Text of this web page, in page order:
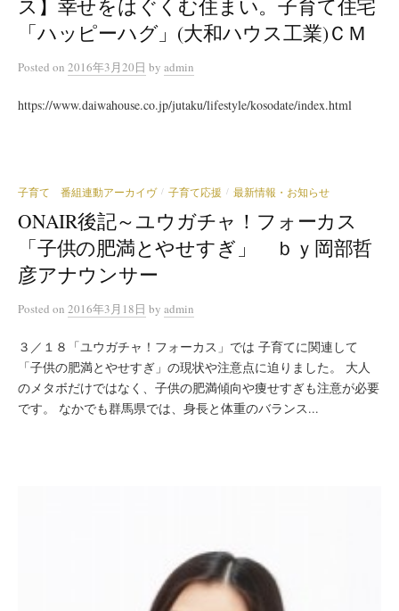
ス】幸せをはぐくむ住まい。子育て住宅
「ハッピーハグ」(大和ハウス工業)ＣＭ
Posted on 2016年3月20日 by admin
https://www.daiwahouse.co.jp/jutaku/lifestyle/kosodate/index.html
子育て 番組連動アーカイヴ / 子育て応援 / 最新情報・お知らせ
ONAIR後記～ユウガチャ！フォーカス
「子供の肥満とやせすぎ」 ｂｙ岡部哲
彦アナウンサー
Posted on 2016年3月18日 by admin
３／１８「ユウガチャ！フォーカス」では 子育てに関連して
「子供の肥満とやせすぎ」の現状や注意点に迫りました。 大人
のメタボだけではなく、子供の肥満傾向や痩せすぎも注意が必要
です。 なかでも群馬県では、身長と体重のバランス...